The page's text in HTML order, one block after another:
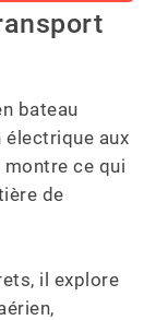
bateau
électrique aux
montre ce qui
de
il explore